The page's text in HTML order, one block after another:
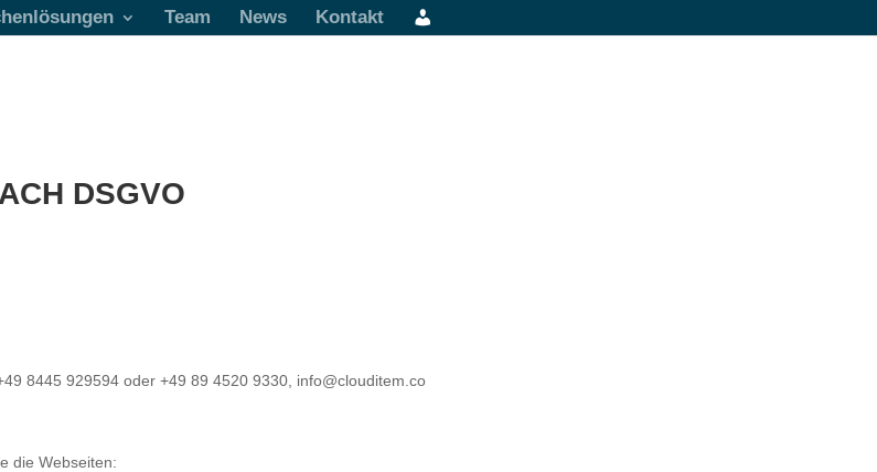
Team News Kontakt
DSGVO
8445 929594 oder +49 89 4520 9330, info@clouditem.co
die Webseiten: